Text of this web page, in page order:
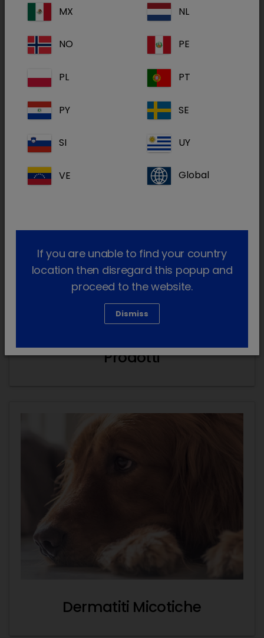
trattamento di ferite superficiali infette
causate da batteri sensibili alla clindamicina e
del pioderma interdigitale superficiale
gestione dell’otite esternaDechra offre
una linea di trattamenti specifici per ogni
singola esigenza:
un otologico innovativo, a base di
(efficace su Gram+, e alcuni Gram -),
terbinafina
(efficace su Malassezia) e
betametasone
che rivoluziona e semplifica il
triamcinoloneeacidosalicilicoideale per
le otiti che non necessitano di trattamento
antibiotico;
una formulazione a base diivermectina
Prodotti
Dermatiti Micotiche
MX NL
NO PE
PL PT
PY SE
SI UY
VE Global
If you are unable to find your country
location then disregard this popup and
proceed to the website.
Dismiss